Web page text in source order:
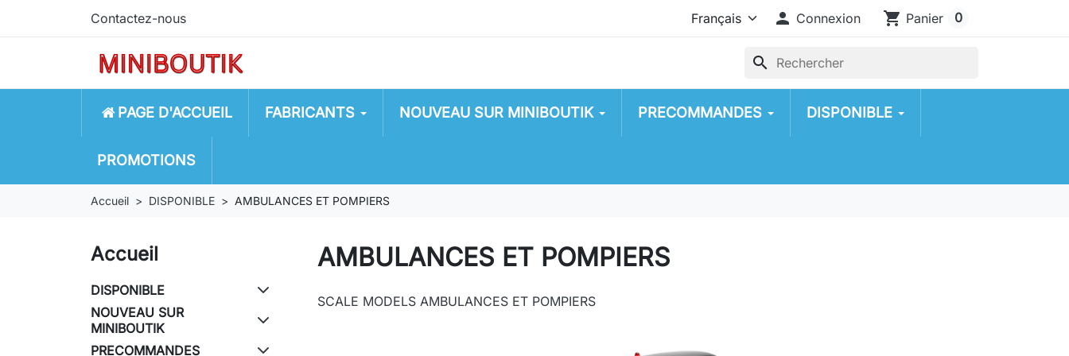
Contactez-nous  Connexion shopping_cart Panier 0
search
PAGE D'ACCUEIL FABRICANTS NOUVEAU SUR MINIBOUTIK PRECOMMANDES DISPONIBLE
PROMOTIONS
Accueil DISPONIBLE AMBULANCES ET POMPIERS
Accueil
DISPONIBLE
NOUVEAU SUR
MINIBOUTIK
PRECOMMANDES
AMBULANCES ET POMPIERS
SCALE MODELS AMBULANCES ET POMPIERS